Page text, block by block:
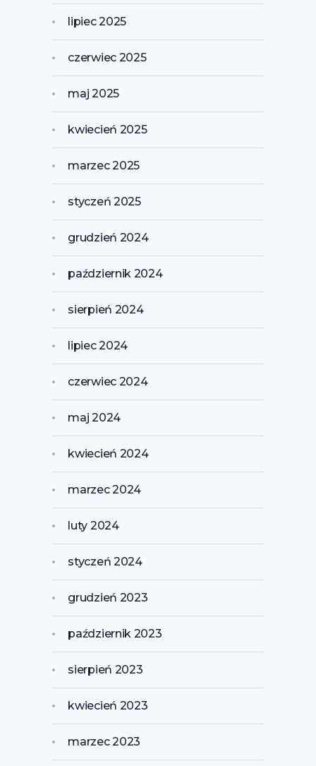
lipiec 2025
czerwiec 2025
maj 2025
kwiecień 2025
marzec 2025
styczeń 2025
grudzień 2024
październik 2024
sierpień 2024
lipiec 2024
czerwiec 2024
maj 2024
kwiecień 2024
marzec 2024
luty 2024
styczeń 2024
grudzień 2023
październik 2023
sierpień 2023
kwiecień 2023
marzec 2023